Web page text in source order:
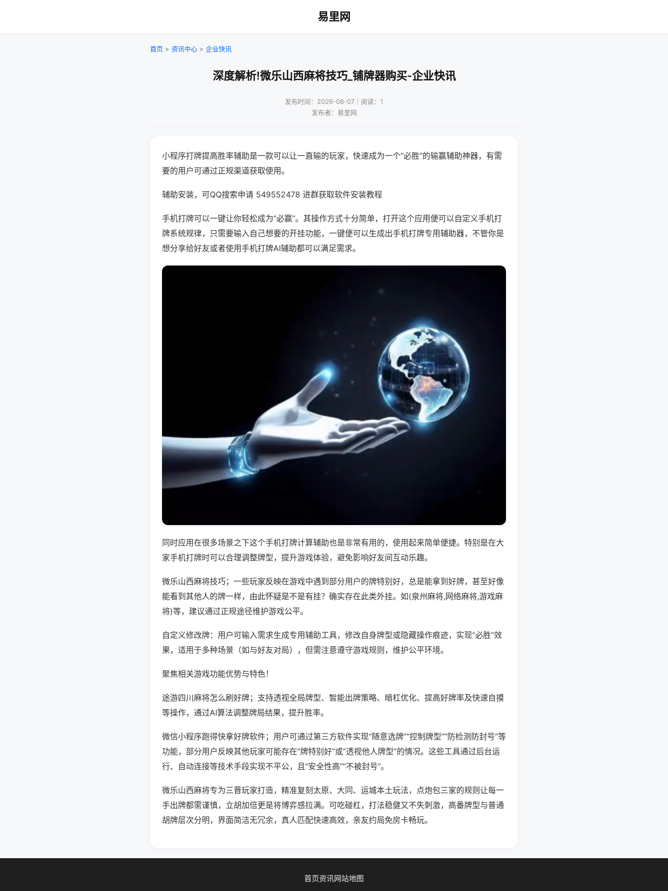
易里网
首页 > 资讯中心 > 企业快讯
深度解析!微乐山西麻将技巧_铺牌器购买-企业快讯
发布时间：2026-08-07｜阅读：1
发布者：易里网
小程序打牌提高胜率辅助是一款可以让一直输的玩家，快速成为一个“必胜”的输赢辅助神器，有需
要的用户可通过正规渠道获取使用。
辅助安装，可QQ搜索申请 549552478 进群获取软件安装教程
手机打牌可以一键让你轻松成为“必赢”。其操作方式十分简单，打开这个应用便可以自定义手机打
牌系统规律，只需要输入自己想要的开挂功能，一键便可以生成出手机打牌专用辅助器，不管你是
想分享给好友或者使用手机打牌AI辅助都可以满足需求。
同时应用在很多场景之下这个手机打牌计算辅助也是非常有用的，使用起来简单便捷。特别是在大
家手机打牌时可以合理调整牌型，提升游戏体验，避免影响好友间互动乐趣。
微乐山西麻将技巧；一些玩家反映在游戏中遇到部分用户的牌特别好，总是能拿到好牌，甚至好像
能看到其他人的牌一样，由此怀疑是不是有挂？确实存在此类外挂。如(泉州麻将,网络麻将,游戏麻
将)等，建议通过正规途径维护游戏公平。
自定义修改牌：用户可输入需求生成专用辅助工具，修改自身牌型或隐藏操作痕迹，实现“必胜”效
果，适用于多种场景（如与好友对局），但需注意遵守游戏规则，维护公平环境。
聚焦相关游戏功能优势与特色！
途游四川麻将怎么刷好牌；支持透视全局牌型、智能出牌策略、暗杠优化、提高好牌率及快速自摸
等操作，通过AI算法调整牌局结果，提升胜率。
微信小程序跑得快拿好牌软件；用户可通过第三方软件实现“随意选牌”“控制牌型”“防检测防封号”等
功能，部分用户反映其他玩家可能存在“牌特别好”或“透视他人牌型”的情况。这些工具通过后台运
行、自动连接等技术手段实现不平公，且“安全性高”“不被封号”。
微乐山西麻将专为三晋玩家打造，精准复刻太原、大同、运城本土玩法，点炮包三家的规则让每一
手出牌都需谨慎，立胡加倍更是将博弈感拉满。可吃碰杠，打法稳健又不失刺激，高番牌型与普通
胡牌层次分明，界面简洁无冗余，真人匹配快速高效，亲友约局免房卡畅玩。
首页资讯网站地图